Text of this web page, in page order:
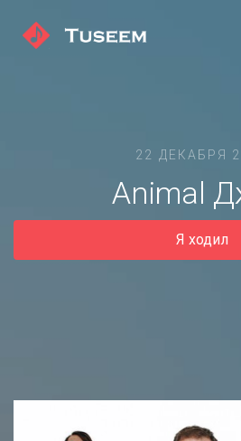
22 ДЕКАБРЯ
Animal
Я ходил